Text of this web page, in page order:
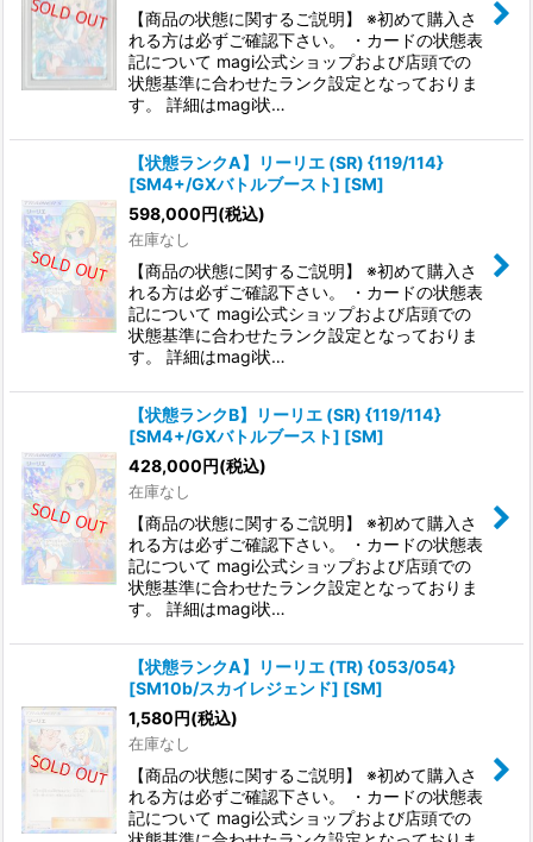
【商品の状態に関するご説明】 ※初めて購入さ
れる方は必ずご確認下さい。 ・カードの状態表
記について magi公式ショップおよび店頭での
状態基準に合わせたランク設定となっておりま
す。 詳細はmagi状…
【状態ランクA】リーリエ (SR) {119/114}
[SM4+/GXバトルブースト] [SM]
598,000円(税込)
在庫なし
【商品の状態に関するご説明】 ※初めて購入さ
れる方は必ずご確認下さい。 ・カードの状態表
記について magi公式ショップおよび店頭での
状態基準に合わせたランク設定となっておりま
す。 詳細はmagi状…
【状態ランクB】リーリエ (SR) {119/114}
[SM4+/GXバトルブースト] [SM]
428,000円(税込)
在庫なし
【商品の状態に関するご説明】 ※初めて購入さ
れる方は必ずご確認下さい。 ・カードの状態表
記について magi公式ショップおよび店頭での
状態基準に合わせたランク設定となっておりま
す。 詳細はmagi状…
【状態ランクA】リーリエ (TR) {053/054}
[SM10b/スカイレジェンド] [SM]
1,580円(税込)
在庫なし
【商品の状態に関するご説明】 ※初めて購入さ
れる方は必ずご確認下さい。 ・カードの状態表
記について magi公式ショップおよび店頭での